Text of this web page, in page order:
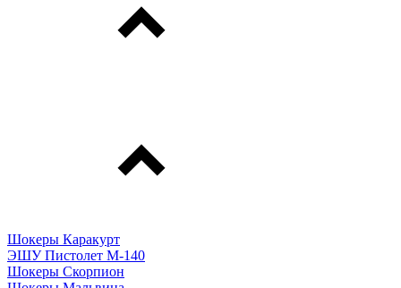
Шокеры Каракурт
ЭШУ Пистолет М-140
Шокеры Скорпион